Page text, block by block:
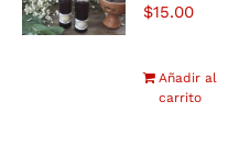
$15.00
Añadir al
carrito